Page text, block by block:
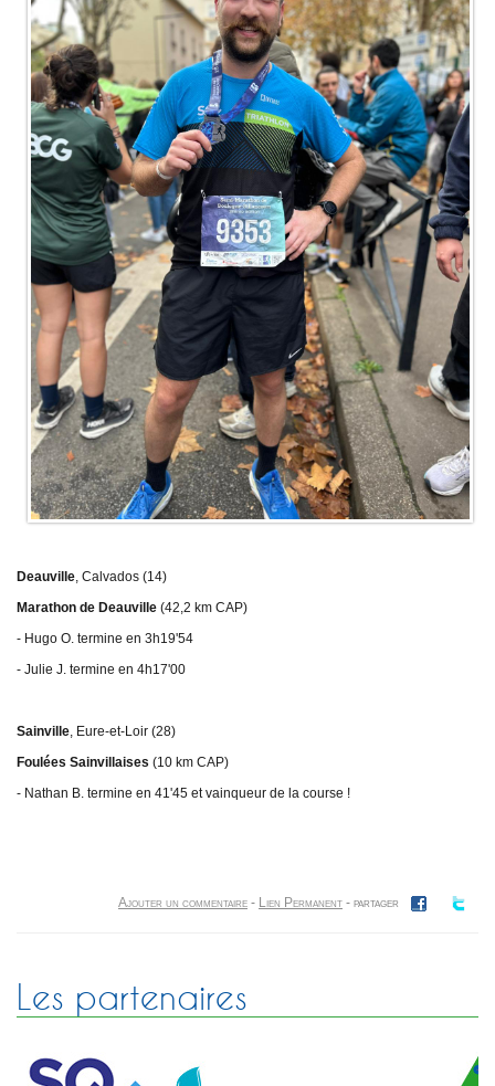
Deauville , Calvados (14)
Marathon de Deauville (42,2 km CAP)
- Hugo O. termine en 3h19'54
- Julie J. termine en 4h17'00
Sainville , Eure-et-Loir (28)
Foulées Sainvillaises (10 km CAP)
- Nathan B. termine en 41'45 et vainqueur de la course !
Ajouter un commentaire - Lien Permanent - partager
Les partenaires